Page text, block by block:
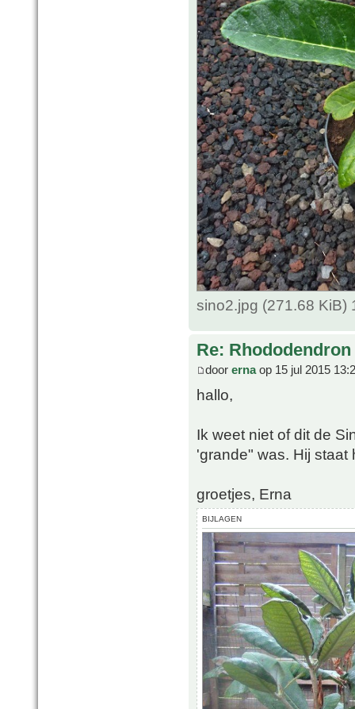
sino2.jpg (271.68 KiB)
Re:
door ernaop 15 jul 2015
hallo,
Ik weet niet of dit de
'grande" was. Hij staat
groetjes, Erna
BIJLAGEN